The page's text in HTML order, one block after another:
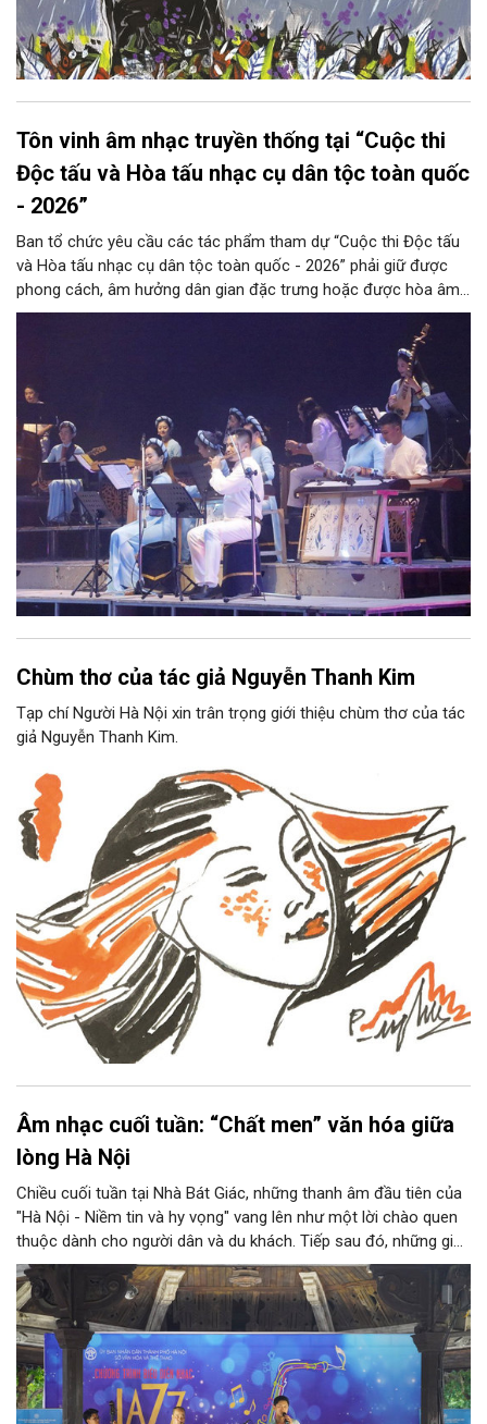
Tôn vinh âm nhạc truyền thống tại “Cuộc thi
Độc tấu và Hòa tấu nhạc cụ dân tộc toàn quốc
- 2026”
Ban tổ chức yêu cầu các tác phẩm tham dự “Cuộc thi Độc tấu
và Hòa tấu nhạc cụ dân tộc toàn quốc - 2026” phải giữ được
phong cách, âm hưởng dân gian đặc trưng hoặc được hòa âm,
phối khí mới trên nền tảng làn điệu âm nhạc truyền thống Việt
Nam, đồng thời phải được trình diễn trực tiếp bằng nhạc cụ dân
Chùm thơ của tác giả Nguyễn Thanh Kim
Tạp chí Người Hà Nội xin trân trọng giới thiệu chùm thơ của tác
giả Nguyễn Thanh Kim.
Âm nhạc cuối tuần: “Chất men” văn hóa giữa
lòng Hà Nội
Chiều cuối tuần tại Nhà Bát Giác, những thanh âm đầu tiên của
"Hà Nội - Niềm tin và hy vọng" vang lên như một lời chào quen
thuộc dành cho người dân và du khách. Tiếp sau đó, những giai
điệu jazz kinh điển của thế giới lần lượt cất lên qua phần biểu
diễn của NSƯT Quyền Văn Minh và các nghệ sĩ Bình Minh Jazz
Club, mở ra một không gian âm nhạc giàu cảm xúc ngay giữa
trung tâm Thủ đô.